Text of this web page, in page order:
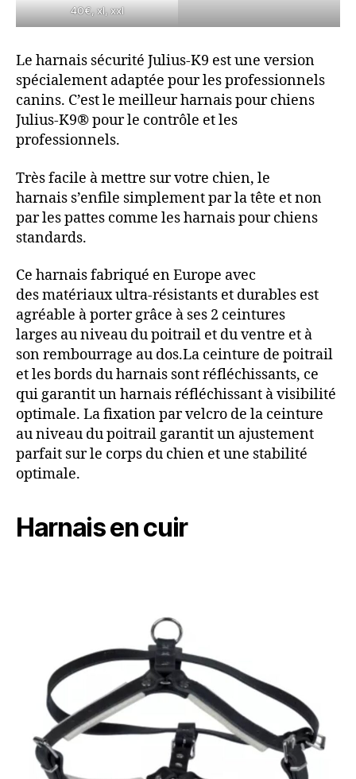
40€, xl, xxl
Le harnais sécurité Julius-K9 est une version
spécialement adaptée pour les professionnels
canins. C’est le meilleur harnais pour chiens
Julius-K9® pour le contrôle et les
professionnels.
Très facile à mettre sur votre chien, le
harnais s’enfile simplement par la tête et non
par les pattes comme les harnais pour chiens
standards.
Ce harnais fabriqué en Europe avec
des matériaux ultra-résistants et durables est
agréable à porter grâce à ses 2 ceintures
larges au niveau du poitrail et du ventre et à
son rembourrage au dos.La ceinture de poitrail
et les bords du harnais sont réfléchissants, ce
qui garantit un harnais réfléchissant à visibilité
optimale. La fixation par velcro de la ceinture
au niveau du poitrail garantit un ajustement
parfait sur le corps du chien et une stabilité
optimale.
Harnais en cuir